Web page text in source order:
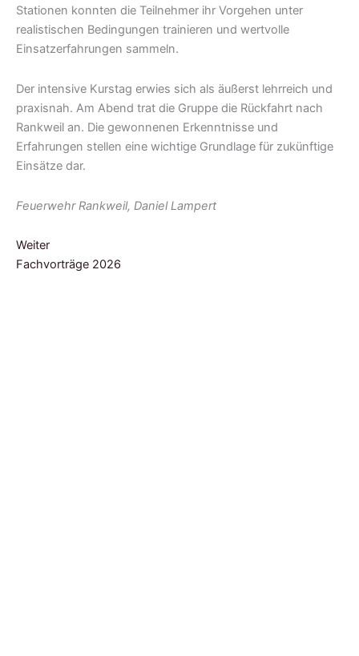
Stationen konnten die Teilnehmer ihr Vorgehen unter
realistischen Bedingungen trainieren und wertvolle
Einsatzerfahrungen sammeln.
Der intensive Kurstag erwies sich als äußerst lehrreich und
praxisnah. Am Abend trat die Gruppe die Rückfahrt nach
Rankweil an. Die gewonnenen Erkenntnisse und
Erfahrungen stellen eine wichtige Grundlage für zukünftige
Einsätze dar.
Feuerwehr Rankweil, Daniel Lampert
Weiter
Fachvorträge 2026